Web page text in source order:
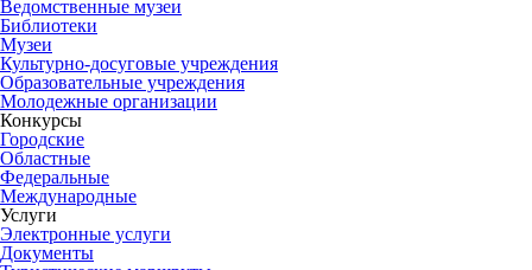
Ведомственные музеи
Библиотеки
Музеи
Культурно-досуговые учреждения
Образовательные учреждения
Молодежные организации
Конкурсы
Городские
Областные
Федеральные
Международные
Услуги
Электронные услуги
Документы